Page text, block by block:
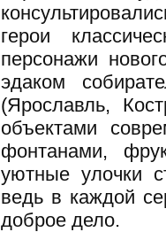
герои
персонажи
эдаком
(Ярославль,
объектами
фонтанами,
уютные улочки
ведь в каждой
доброе дело.